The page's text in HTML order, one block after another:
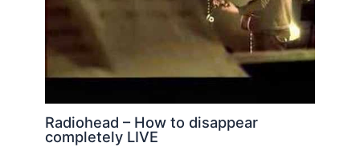
Radiohead – How to disappear
completely LIVE